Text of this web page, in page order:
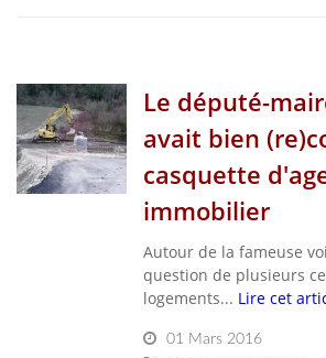
Le député-
avait bien
casquette
immobilier
Autour de la fameuse
question de plusieurs
logements... Lire cet
01 Mars 2016